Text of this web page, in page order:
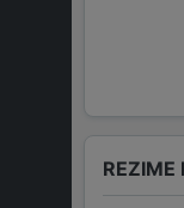
REZIME